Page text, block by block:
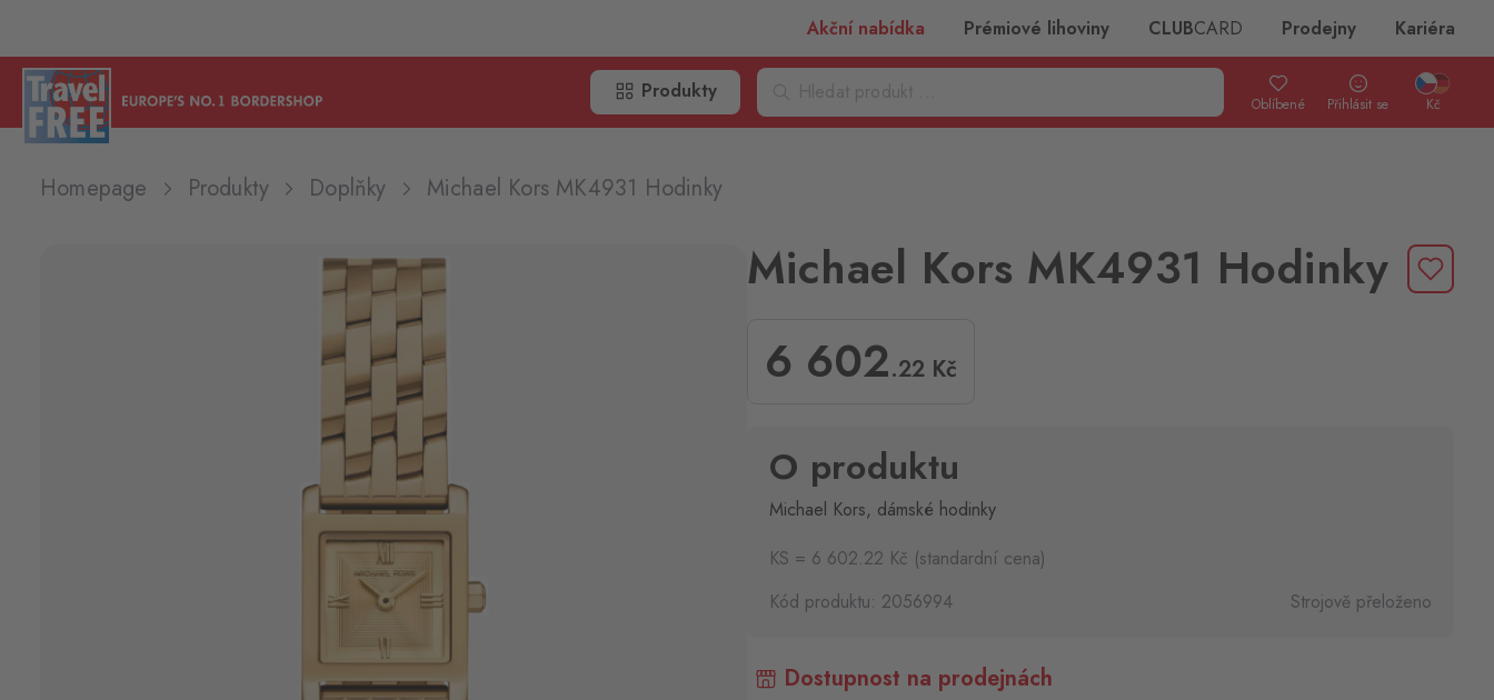
Akční nabídka Prémiové lihoviny CLUBCARD Prodejny Kariéra
Produkty
Oblíbené Přihlásit se Kč
Homepage Produkty Doplňky Michael Kors MK4931 Hodinky
Michael Kors MK4931 Hodinky
6 602.22 Kč
O produktu
Michael Kors, dámské hodinky
KS = 6 602.22 Kč (standardní cena)
Kód produktu: 2056994
Strojově přeloženo
Dostupnost na prodejnách